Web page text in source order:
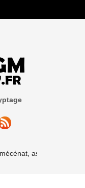
associations-les